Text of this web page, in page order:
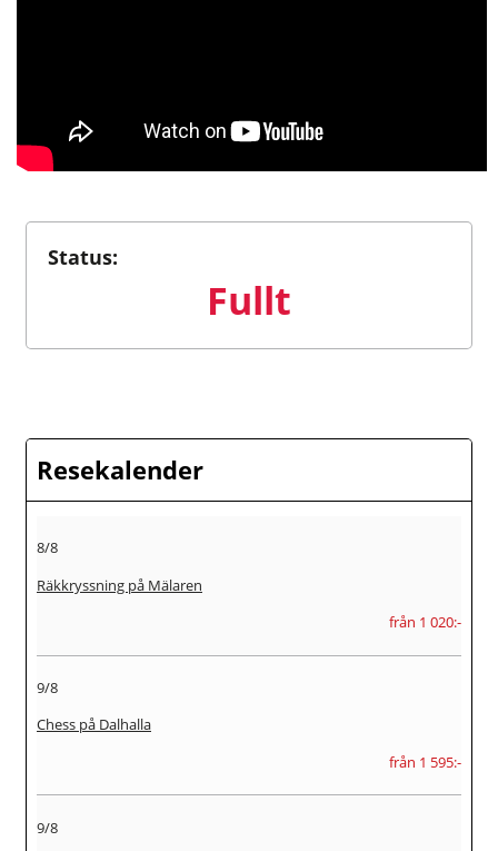
Status:
Fullt
Resekalender
8/8
Räkkryssning på Mälaren
från 1 020:-
9/8
Chess på Dalhalla
från 1 595:-
9/8